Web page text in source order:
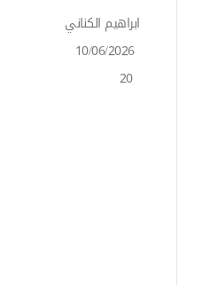
ابراهيم الكناني
10/06/2026
20